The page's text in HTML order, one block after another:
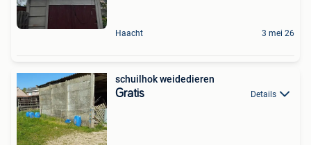
Haacht 3 mei 26
schuilhok weidedieren
Gratis Details